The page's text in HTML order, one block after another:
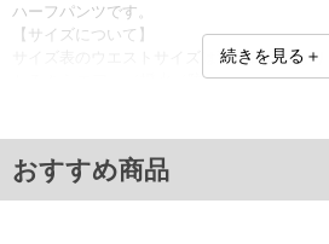
ハーフパンツです。
【サイズについて】
サイズ表のウエストサイズは適応範囲となり
かるさらエアー／撥水／防汚／ナチュラル
なく、繰り返しの着用や汚れの付着により効
続きを見る＋
おすすめ商品